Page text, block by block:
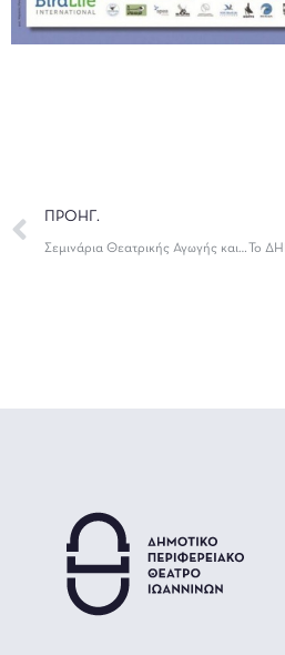
ΠΡΟΗΓ.
Σεμινάρια Θεατρικής Αγωγής και Λόγου από το ΔΗΠΕΘΕ Ιωαννίνων